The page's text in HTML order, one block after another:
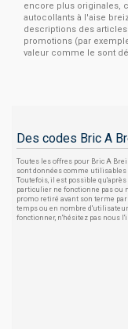
encore plus originales,
autocollants à l'aise
descriptions des
promotions (par
valeur comme le sont
Des codes Bric A
Toutes les offres pour Bric A
sont données comme utilisables
Toutefois, il est possible
particulier ne fonctionne pas ou
promo retiré avant son terme
temps ou en nombre
fonctionner, n'hésitez pas nous